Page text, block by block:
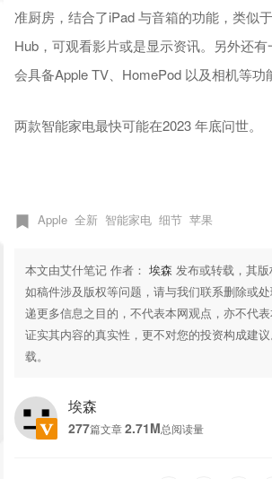
准厨房，结合了iPad 与音箱的功能，类似
Hub，可观看影片或是显示资讯。另外还有
会具备Apple TV、HomePod 以及相机等功
两款智能家电最快可能在2023 年底问世。
Apple 全新 智能家电 细节 苹果
本文由艾什笔记 作者：埃森 发布或转载，其版
如稿件涉及版权等问题，请与我们联系删除或
递更多信息之目的，不代表本网观点，亦不代
证实其内容的真实性，更不对您的投资构成建
载。
埃森
277篇文章 2.71M总阅读量